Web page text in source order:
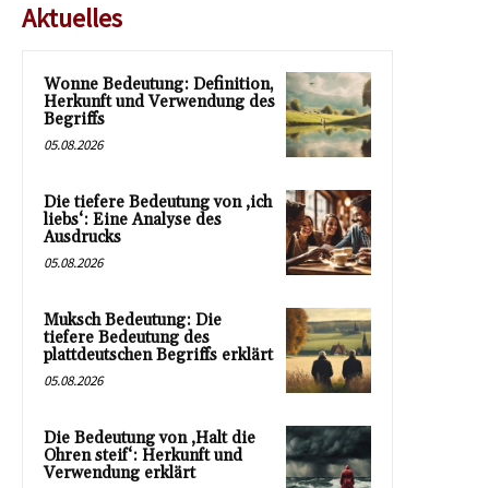
Aktuelles
Wonne Bedeutung: Definition,
Herkunft und Verwendung des
Begriffs
05.08.2026
Die tiefere Bedeutung von ‚ich
liebs‘: Eine Analyse des
Ausdrucks
05.08.2026
Muksch Bedeutung: Die
tiefere Bedeutung des
plattdeutschen Begriffs erklärt
05.08.2026
Die Bedeutung von ‚Halt die
Ohren steif‘: Herkunft und
Verwendung erklärt